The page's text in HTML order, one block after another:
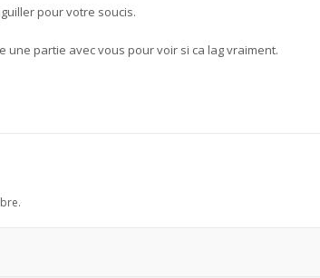
pour votre soucis.
une partie avec vous pour voir si ca lag vraiment.